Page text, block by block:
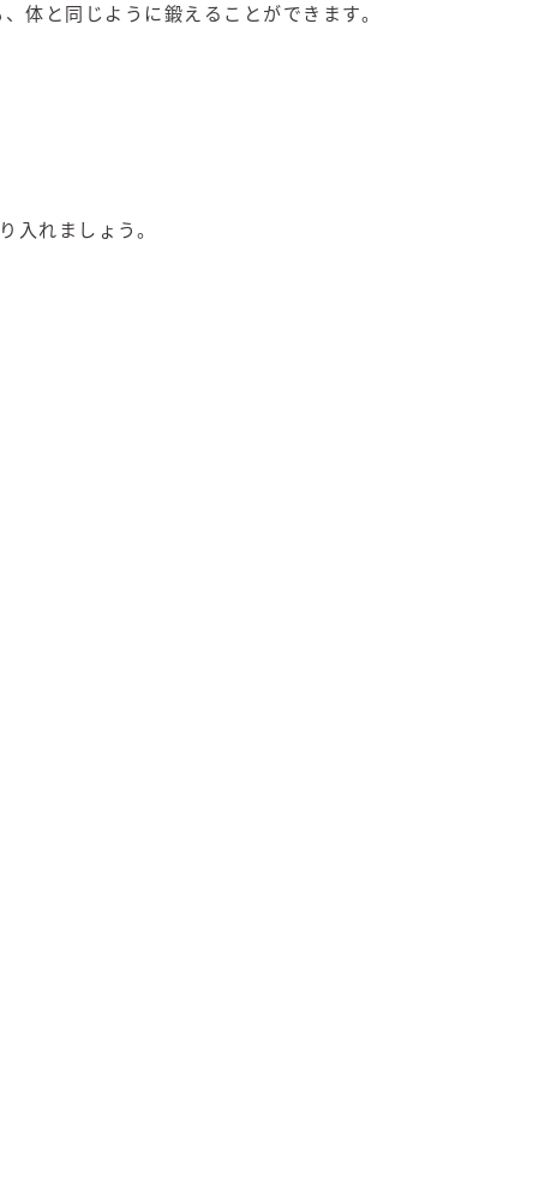
体と同じように鍛えることができます。
入れましょう。